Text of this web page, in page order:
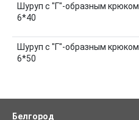
Шуруп с "Г"-образным крюком
6*40
Шуруп с "Г"-образным крюком
6*50
Белгород